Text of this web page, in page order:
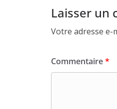
Laisser un
Votre adresse e-
Commentaire*